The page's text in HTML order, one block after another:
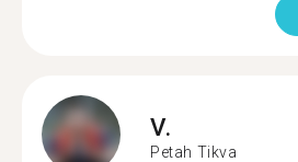
V.
Petah Tikva